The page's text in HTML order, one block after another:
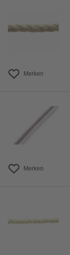
Merken
Merken